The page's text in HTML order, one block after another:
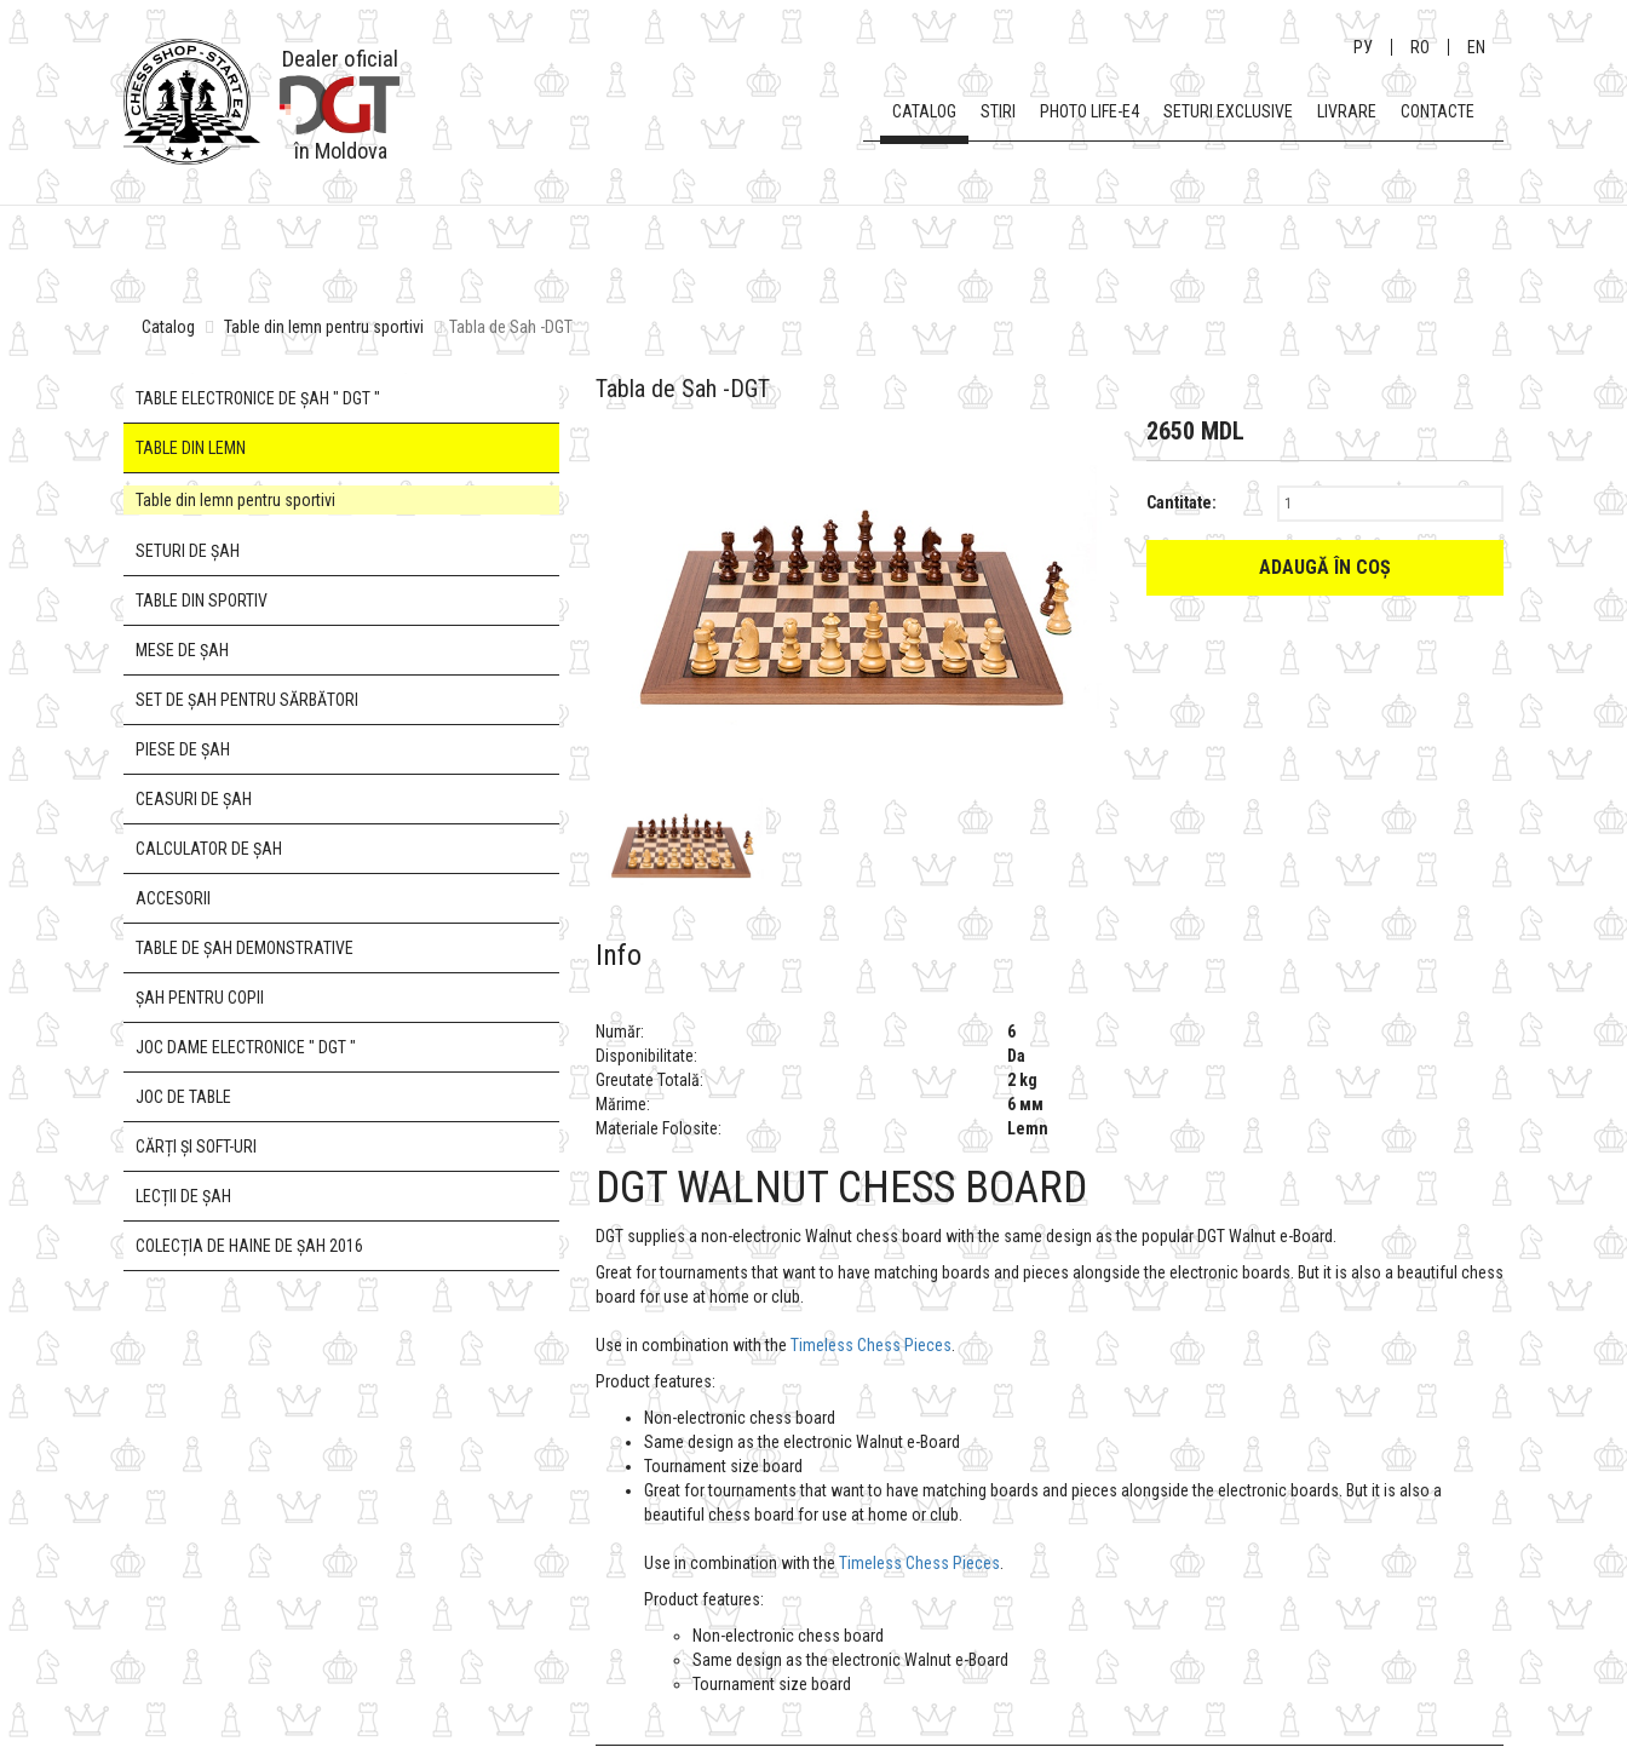
Dealer oficial
în Moldova
РУ RO EN
CATALOG STIRI PHOTO LIFE-E4 SETURI EXCLUSIVE LIVRARE CONTACTE
Catalog Table din lemn pentru sportivi Tabla de Sah -DGT
TABLE ELECTRONICE DE ȘAH " DGT "
TABLE DIN LEMN
Table din lemn pentru sportivi
SETURI DE ȘAH
TABLE DIN SPORTIV
MESE DE ȘAH
SET DE ȘAH PENTRU SĂRBĂTORI
PIESE DE ȘAH
CEASURI DE ȘAH
CALCULATOR DE ȘAH
ACCESORII
TABLE DE ȘAH DEMONSTRATIVE
ȘAH PENTRU COPII
JOC DAME ELECTRONICE " DGT "
JOC DE TABLE
CĂRȚI ȘI SOFT-URI
LECȚII DE ȘAH
COLECȚIA DE HAINE DE ȘAH 2016
Tabla de Sah -DGT
2650 MDL
Cantitate:
ADAUGĂ ÎN COȘ
Info
Număr:
6
Disponibilitate:
Da
Greutate Totală:
2 kg
Mărime:
6 мм
Materiale Folosite:
Lemn
DGT WALNUT CHESS BOARD
DGT supplies a non-electronic Walnut chess board with the same design as the popular DGT Walnut e-Board.
Great for tournaments that want to have matching boards and pieces alongside the electronic boards. But it is also a beautiful chess
board for use at home or club.
Use in combination with the Timeless Chess Pieces
Product features:
Non-electronic chess board
Same design as the electronic Walnut e-Board
Tournament size board
Great for tournaments that want to have matching boards and pieces alongside the electronic boards. But it is also a
beautiful chess board for use at home or club.
Use in combination with theTimeless Chess Pieces
Product features:
Non-electronic chess board
Same design as the electronic Walnut e-Board
Tournament size board